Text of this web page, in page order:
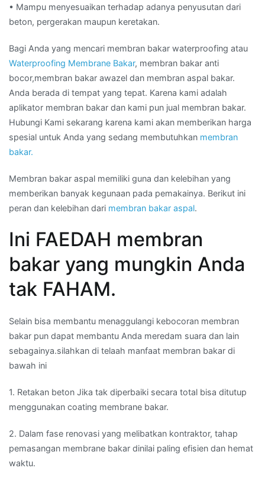
• Mampu menyesuaikan terhadap adanya penyusutan dari
beton, pergerakan maupun keretakan.
Bagi Anda yang mencari membran bakar waterproofing atau
Waterproofing Membrane Bakar, membran bakar anti
bocor,membran bakar awazel dan membran aspal bakar.
Anda berada di tempat yang tepat. Karena kami adalah
aplikator membran bakar dan kami pun jual membran bakar.
Hubungi Kami sekarang karena kami akan memberikan harga
spesial untuk Anda yang sedang membutuhkan membran
bakar.
Membran bakar aspal memiliki guna dan kelebihan yang
memberikan banyak kegunaan pada pemakainya. Berikut ini
peran dan kelebihan dari membran bakar aspal.
Ini FAEDAH membran
bakar yang mungkin Anda
tak FAHAM.
Selain bisa membantu menaggulangi kebocoran membran
bakar pun dapat membantu Anda meredam suara dan lain
sebagainya.silahkan di telaah manfaat membran bakar di
bawah ini
1. Retakan beton Jika tak diperbaiki secara total bisa ditutup
menggunakan coating membrane bakar.
2. Dalam fase renovasi yang melibatkan kontraktor, tahap
pemasangan membrane bakar dinilai paling efisien dan hemat
waktu.